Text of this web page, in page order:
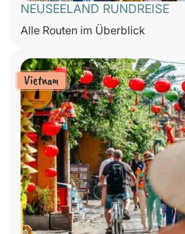
NEUSEELAND RUNDREISE
Alle Routen im Überblick
Vietnam